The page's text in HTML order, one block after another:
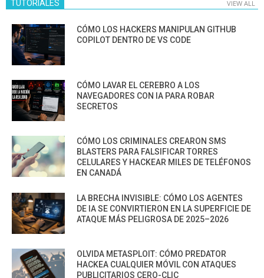
TUTORIALES VIEW ALL
CÓMO LOS HACKERS MANIPULAN GITHUB
COPILOT DENTRO DE VS CODE
CÓMO LAVAR EL CEREBRO A LOS
NAVEGADORES CON IA PARA ROBAR
SECRETOS
CÓMO LOS CRIMINALES CREARON SMS
BLASTERS PARA FALSIFICAR TORRES
CELULARES Y HACKEAR MILES DE TELÉFONOS
EN CANADÁ
LA BRECHA INVISIBLE: CÓMO LOS AGENTES
DE IA SE CONVIRTIERON EN LA SUPERFICIE DE
ATAQUE MÁS PELIGROSA DE 2025–2026
OLVIDA METASPLOIT: CÓMO PREDATOR
HACKEA CUALQUIER MÓVIL CON ATAQUES
PUBLICITARIOS CERO-CLIC